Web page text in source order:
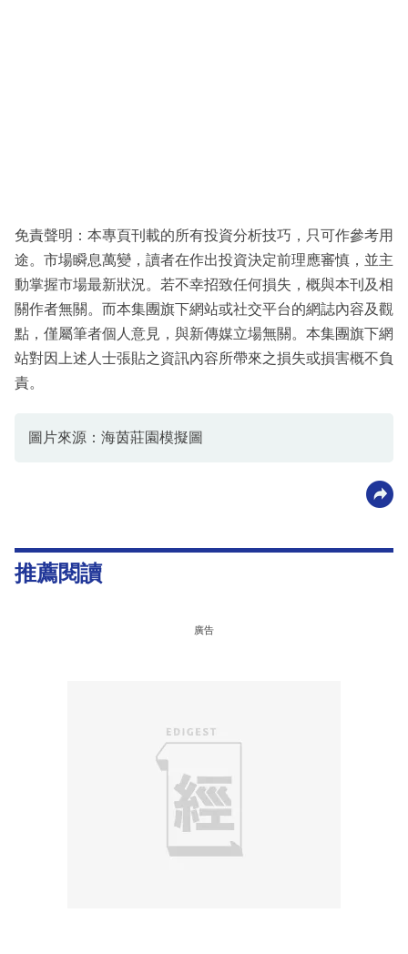
免責聲明：本專頁刊載的所有投資分析技巧，只可作參考用
途。市場瞬息萬變，讀者在作出投資決定前理應審慎，並主
動掌握市場最新狀況。若不幸招致任何損失，概與本刊及相
關作者無關。而本集團旗下網站或社交平台的網誌內容及觀
點，僅屬筆者個人意見，與新傳媒立場無關。本集團旗下網
站對因上述人士張貼之資訊內容所帶來之損失或損害概不負
責。
圖片來源：海茵莊園模擬圖
推薦閱讀
廣告